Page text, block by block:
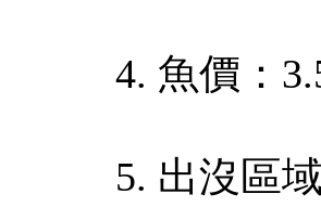
4. 魚價：
5. 出沒區